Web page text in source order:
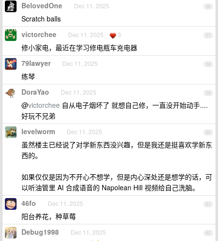
56
BelovedOne Dec 11, 2025
Scratch balls
57
victorchee Dec 11, 2025 3
修小家电，最近在学习修电瓶车充电器
58
79lawyer Dec 11, 2025
练琴
59
DoraYao Dec 11, 2025
@victorchee 自从电子烟坏了 就想自己修，一直没开始动手....
好玩不兄弟
60
levelworm Dec 11, 2025
虽然楼主已经说了对学新东西没兴趣，但是我还是挺喜欢学新东
西的。
如果仅仅是因为不开心不想学，但是内心深处还是想学的话，可
以听油管里 AI 合成语音的 Napolean Hill 视频给自己洗脑。
61
46fo Dec 11, 2025
阳台养花，种草莓
62
Debug1998 Dec 11, 2025